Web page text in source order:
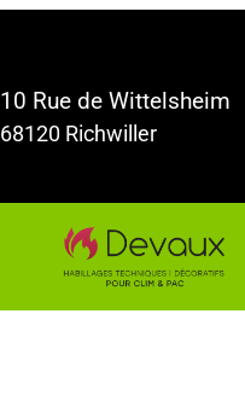
10 Rue de Wittelsheim
68120 Richwiller